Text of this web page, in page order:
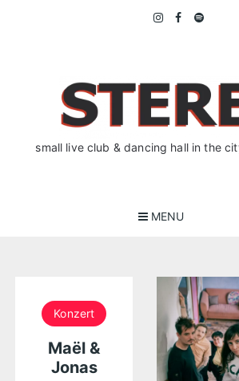
small live club & dancing hall in the
MENU
Konzert
Maël &
Jonas